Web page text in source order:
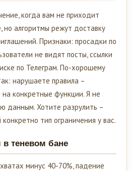
когда вам не приходит
но алгоритмы режут доставку
Признаки: просадки по
не видят посты, ссылки
по Телеграм. По-хорошему
нарушаете правила –
на конкретные функции. Я не
данным. Хотите разрулить –
тип ограничения у вас.
в теневом бане
минус 40-70%, падение